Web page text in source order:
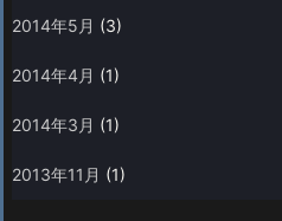
2014年5月 (3)
2014年4月 (1)
2014年3月 (1)
2013年11月 (1)